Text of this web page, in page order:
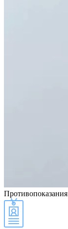
Противопоказания